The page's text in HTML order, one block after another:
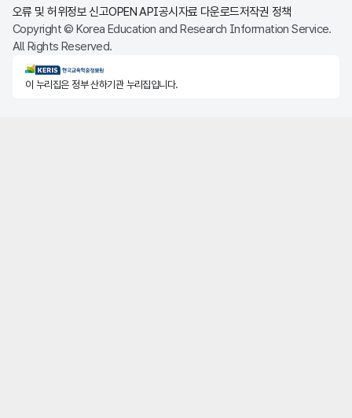
오류 및 허위정보 신고OPEN API공시자료 다운로드저작권 정책
Copyright © Korea Education and Research Information Service.
All Rights Reserved.
KERIS한국교육학술정보원
이 누리집은 정부 산하기관 누리집입니다.